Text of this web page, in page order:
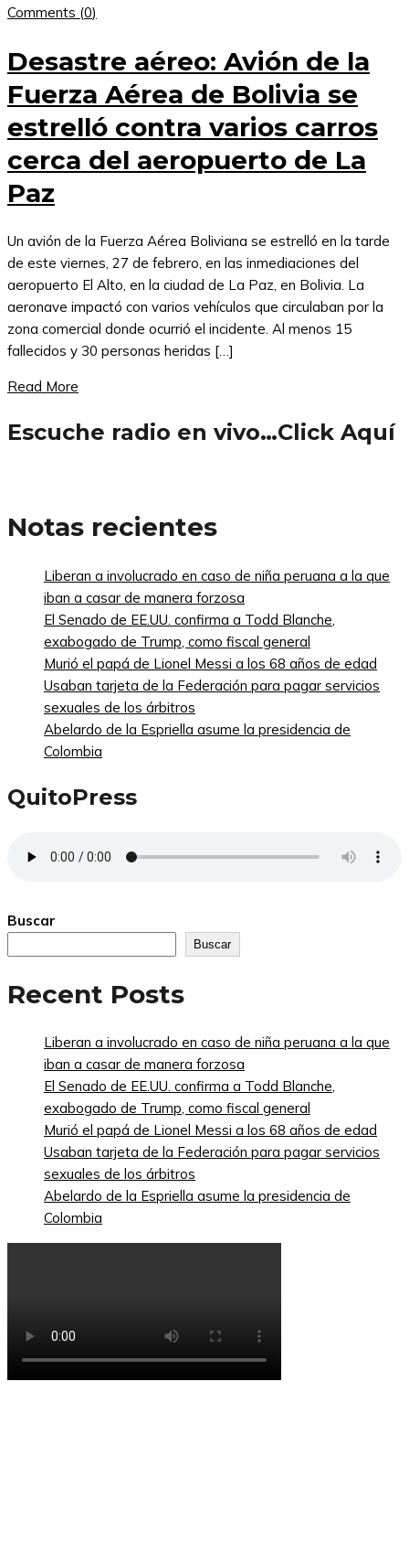
Comments (0)
Desastre aéreo: Avión de la
Fuerza Aérea de Bolivia se
estrelló contra varios carros
cerca del aeropuerto de La
Paz
Un avión de la Fuerza Aérea Boliviana se estrelló en la tarde
de este viernes, 27 de febrero, en las inmediaciones del
aeropuerto El Alto, en la ciudad de La Paz, en Bolivia. La
aeronave impactó con varios vehículos que circulaban por la
zona comercial donde ocurrió el incidente. Al menos 15
fallecidos y 30 personas heridas […]
Read More
Escuche radio en vivo…Click Aquí
Notas recientes
Liberan a involucrado en caso de niña peruana a la que
iban a casar de manera forzosa
El Senado de EE.UU. confirma a Todd Blanche,
exabogado de Trump, como fiscal general
Murió el papá de Lionel Messi a los 68 años de edad
Usaban tarjeta de la Federación para pagar servicios
sexuales de los árbitros
Abelardo de la Espriella asume la presidencia de
Colombia
QuitoPress
Buscar
Buscar
Recent Posts
Liberan a involucrado en caso de niña peruana a la que
iban a casar de manera forzosa
El Senado de EE.UU. confirma a Todd Blanche,
exabogado de Trump, como fiscal general
Murió el papá de Lionel Messi a los 68 años de edad
Usaban tarjeta de la Federación para pagar servicios
sexuales de los árbitros
Abelardo de la Espriella asume la presidencia de
Colombia